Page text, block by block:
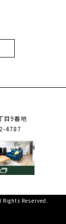
目9番地
4787
Rights Reserved.